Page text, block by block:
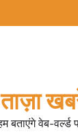
वेब-वर्ल्ड